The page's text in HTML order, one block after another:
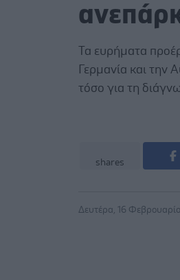
Τα ευρήματα
Γερμανία και την
τόσο για τη
shares
Δευτέρα, 16